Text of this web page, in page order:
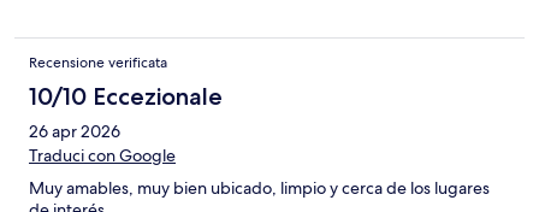
Recensione verificata
10/10 Eccezionale
26 apr 2026
Traduci con Google
Muy amables, muy bien ubicado, limpio y cerca de los lugares